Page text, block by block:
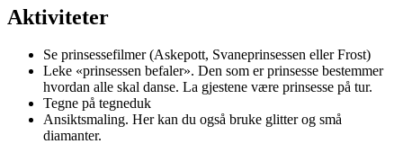
Aktiviteter
Se prinsessefilmer (Askepott, Svaneprinsessen eller Frost)
Leke «prinsessen befaler». Den som er prinsesse bestemmer
hvordan alle skal danse. La gjestene være prinsesse på tur.
Tegne på tegneduk
Ansiktsmaling. Her kan du også bruke glitter og små
diamanter.